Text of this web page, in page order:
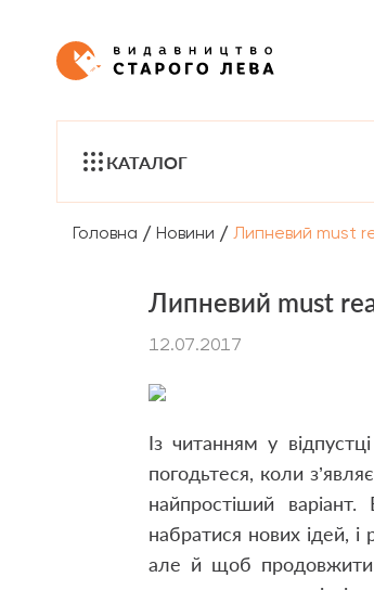
КАТАЛОГ
Головна / Новини / Липневий must
Липневий must
12.07.2017
Із читанням у
погодьтеся, коли
найпростіший
набратися нових ідей,
але й щоб продовжити